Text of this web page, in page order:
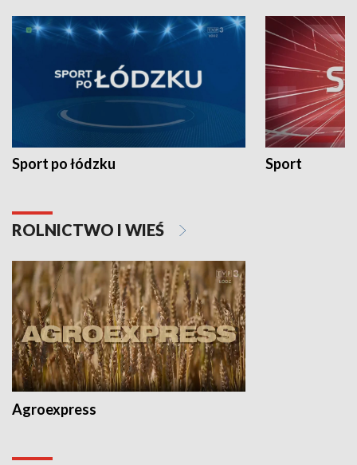
Sport po łódzku Sport
ROLNICTWO I WIEŚ
Agroexpress